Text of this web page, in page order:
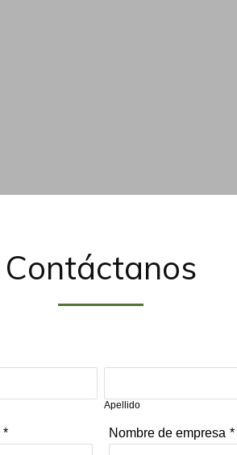
Contáctanos
Apellido
* Nombre de empresa *